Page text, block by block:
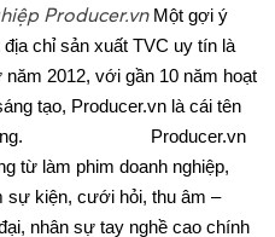
Producer.vn Một gợi ý
chỉ sản xuất TVC uy tín là
2012, với gần 10 năm hoạt
tạo, Producer.vn là cái tên
Producer.vn
từ làm phim doanh nghiệp,
sự kiện, cưới hỏi, thu âm –
nhân sự tay nghề cao chính